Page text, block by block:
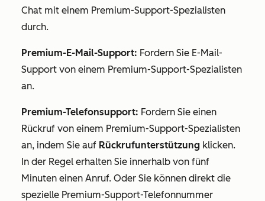
Chat mit einem Premium-Support-Spezialisten
durch.
Premium-E-Mail-Support: Fordern Sie E-Mail-
Support von einem Premium-Support-Spezialisten
an.
Premium-Telefonsupport: Fordern Sie einen
Rückruf von einem Premium-Support-Spezialisten
an, indem Sie auf Rückrufunterstützung klicken.
In der Regel erhalten Sie innerhalb von fünf
Minuten einen Anruf. Oder Sie können direkt die
spezielle Premium-Support-Telefonnummer